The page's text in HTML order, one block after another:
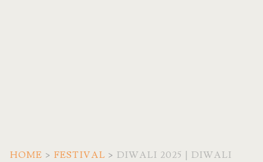
HOME > FESTIVAL > DIWALI 2025 | DIWALI